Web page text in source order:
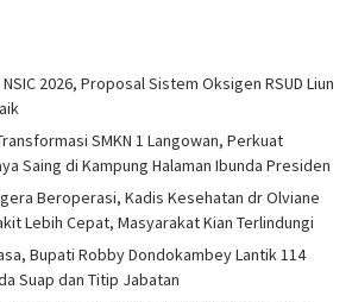
2026, Proposal Sistem Oksigen RSUD Liun
SMKN 1 Langowan, Perkuat
Saing di Kampung Halaman Ibunda Presiden
Beroperasi, Kadis Kesehatan dr Olviane
Lebih Cepat, Masyarakat Kian Terlindungi
Bupati Robby Dondokambey Lantik 114
Suap dan Titip Jabatan